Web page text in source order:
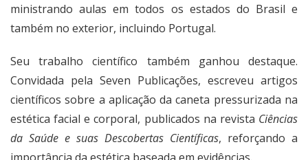
ministrando aulas em todos os estados do Brasil e
também no exterior, incluindo Portugal.
Seu trabalho científico também ganhou destaque.
Convidada pela Seven Publicações, escreveu artigos
científicos sobre a aplicação da caneta pressurizada na
estética facial e corporal, publicados na revista Ciências
da Saúde e suas Descobertas Científicas, reforçando a